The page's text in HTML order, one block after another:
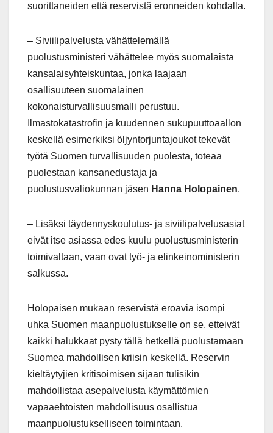
suorittaneiden että reservistä eronneiden kohdalla.
– Siviilipalvelusta vähättelemällä
puolustusministeri vähättelee myös suomalaista
kansalaisyhteiskuntaa, jonka laajaan
osallisuuteen suomalainen
kokonaisturvallisuusmalli perustuu.
Ilmastokatastrofin ja kuudennen sukupuuttoaallon
keskellä esimerkiksi öljyntorjuntajoukot tekevät
työtä Suomen turvallisuuden puolesta, toteaa
puolestaan kansanedustaja ja
puolustusvaliokunnan jäsen Hanna Holopainen.
– Lisäksi täydennyskoulutus- ja siviilipalvelusasiat
eivät itse asiassa edes kuulu puolustusministerin
toimivaltaan, vaan ovat työ- ja elinkeinoministerin
salkussa.
Holopaisen mukaan reservistä eroavia isompi
uhka Suomen maanpuolustukselle on se, etteivät
kaikki halukkaat pysty tällä hetkellä puolustamaan
Suomea mahdollisen kriisin keskellä. Reservin
kieltäytyjien kritisoimisen sijaan tulisikin
mahdollistaa asepalvelusta käymättömien
vapaaehtoisten mahdollisuus osallistua
maanpuolustukselliseen toimintaan.